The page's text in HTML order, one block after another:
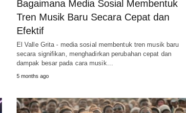
Bagaimana Media Sosial Membentuk
Tren Musik Baru Secara Cepat dan
Efektif
El Valle Grita - media sosial membentuk tren musik baru
secara signifikan, menghadirkan perubahan cepat dan
dampak besar pada cara musik…
5 months ago